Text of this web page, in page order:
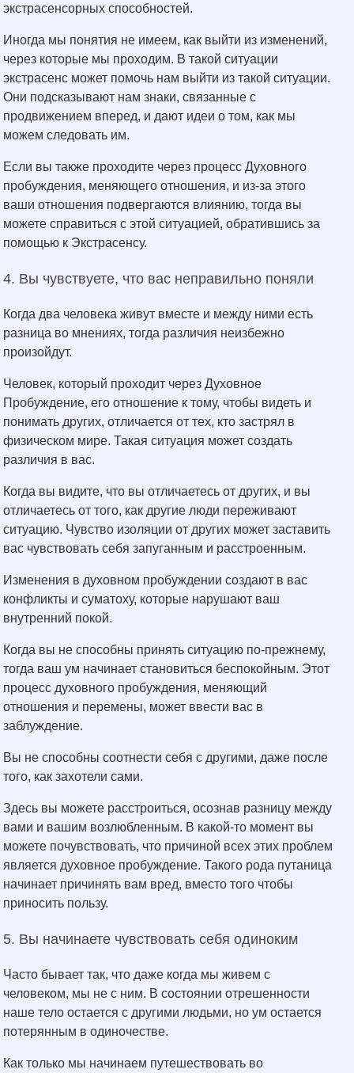
экстрасенсорных способностей.
Иногда мы понятия не имеем, как выйти из изменений,
через которые мы проходим. В такой ситуации
экстрасенс может помочь нам выйти из такой ситуации.
Они подсказывают нам знаки, связанные с
продвижением вперед, и дают идеи о том, как мы
можем следовать им.
Если вы также проходите через процесс Духовного
пробуждения, меняющего отношения, и из-за этого
ваши отношения подвергаются влиянию, тогда вы
можете справиться с этой ситуацией, обратившись за
помощью к Экстрасенсу.
4. Вы чувствуете, что вас неправильно поняли
Когда два человека живут вместе и между ними есть
разница во мнениях, тогда различия неизбежно
произойдут.
Человек, который проходит через Духовное
Пробуждение, его отношение к тому, чтобы видеть и
понимать других, отличается от тех, кто застрял в
физическом мире. Такая ситуация может создать
различия в вас.
Когда вы видите, что вы отличаетесь от других, и вы
отличаетесь от того, как другие люди переживают
ситуацию. Чувство изоляции от других может заставить
вас чувствовать себя запуганным и расстроенным.
Изменения в духовном пробуждении создают в вас
конфликты и суматоху, которые нарушают ваш
внутренний покой.
Когда вы не способны принять ситуацию по-прежнему,
тогда ваш ум начинает становиться беспокойным. Этот
процесс духовного пробуждения, меняющий
отношения и перемены, может ввести вас в
заблуждение.
Вы не способны соотнести себя с другими, даже после
того, как захотели сами.
Здесь вы можете расстроиться, осознав разницу между
вами и вашим возлюбленным. В какой-то момент вы
можете почувствовать, что причиной всех этих проблем
является духовное пробуждение. Такого рода путаница
начинает причинять вам вред, вместо того чтобы
приносить пользу.
5. Вы начинаете чувствовать себя одиноким
Часто бывает так, что даже когда мы живем с
человеком, мы не с ним. В состоянии отрешенности
наше тело остается с другими людьми, но ум остается
потерянным в одиночестве.
Как только мы начинаем путешествовать во